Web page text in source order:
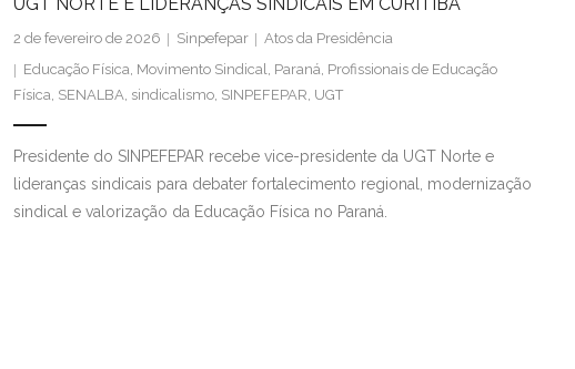
2 de fevereiro de 2026 Sinpefepar
Atos da Presidência
Educação Física Movimento Sindical Paraná Profissionais de Educação
Física SENALBA sindicalismo SINPEFEPAR UGT
Presidente do SINPEFEPAR recebe vice-presidente da UGT Norte e
lideranças sindicais para debater fortalecimento regional, modernização
sindical e valorização da Educação Física no Paraná.